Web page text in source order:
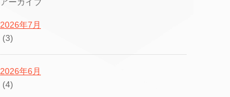
2026年7月
(3)
2026年6月
(4)